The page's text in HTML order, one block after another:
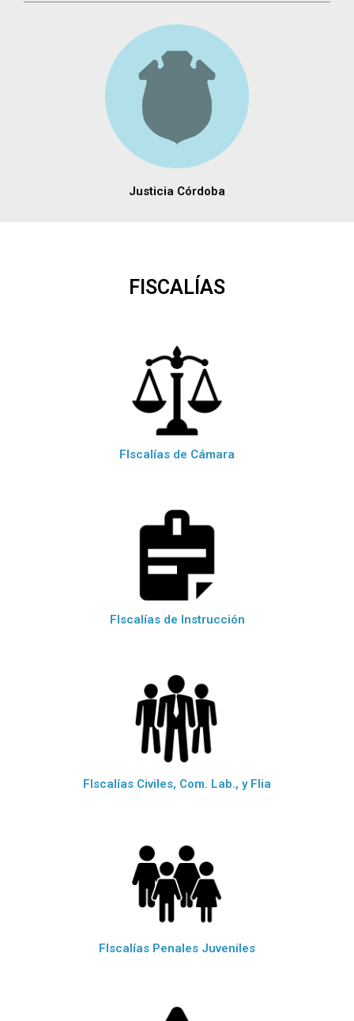
Justicia Córdoba
FISCALÍAS
FIscalías de Cámara
FIscalías de Instrucción
FIscalías Civiles, Com. Lab., y Flia
FIscalías Penales Juveniles